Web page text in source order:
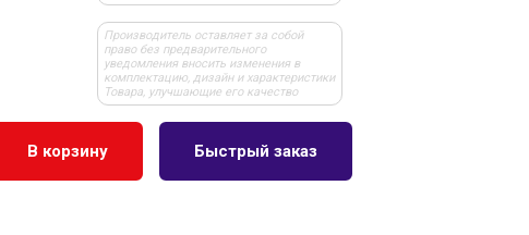
Производитель оставляет за собой
право без предварительного
уведомления вносить изменения в
комплектацию, дизайн и характеристики
Товара, улучшающие его качество
В корзину Быстрый заказ